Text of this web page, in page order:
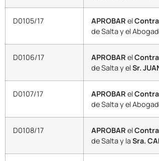
D0105/17 APROBAR el
de Salta y el
D0106/17 APROBAR el
de Salta y elSr.
D0107/17 APROBAR el
de Salta y el
D0108/17 APROBAR el
de Salta y laSra.